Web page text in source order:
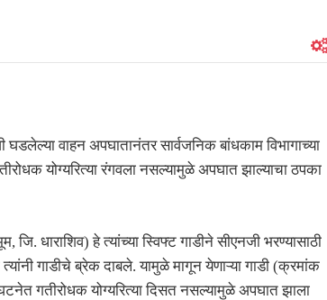
वाहन अपघातानंतर सार्वजनिक बांधकाम विभागाच्या
योग्यरित्या रंगवला नसल्यामुळे अपघात झाल्याचा ठपका
जि. धाराशिव) हे त्यांच्या स्विफ्ट गाडीने सीएनजी भरण्यासाठी
गाडीचे ब्रेक दाबले. यामुळे मागून येणाऱ्या गाडी (क्रमांक
गतीरोधक योग्यरित्या दिसत नसल्यामुळे अपघात झाला